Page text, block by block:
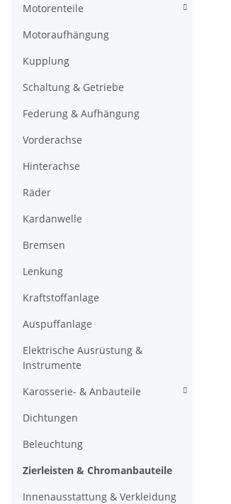
Motorenteile
Motoraufhängung
Kupplung
Schaltung & Getriebe
Federung & Aufhängung
Vorderachse
Hinterachse
Räder
Kardanwelle
Bremsen
Lenkung
Kraftstoffanlage
Auspuffanlage
Elektrische Ausrüstung &
Instrumente
Karosserie- & Anbauteile
Dichtungen
Beleuchtung
Zierleisten & Chromanbauteile
Innenausstattung & Verkleidung